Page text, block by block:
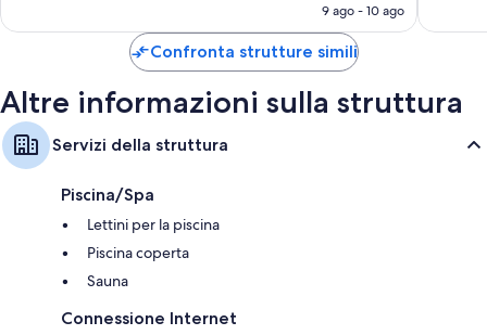
attuale
98 €
9 ago - 10 ago
Confronta strutture simili
Altre informazioni sulla struttura
Servizi della struttura
Piscina/Spa
Lettini per la piscina
Piscina coperta
Sauna
Connessione Internet